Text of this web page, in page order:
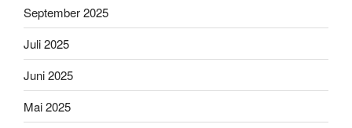
September 2025
Juli 2025
Juni 2025
Mai 2025